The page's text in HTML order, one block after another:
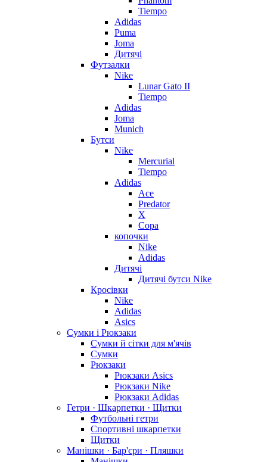
Tiempo
Adidas
Puma
Joma
Дитячі
Футзалки
Nike
Lunar Gato II
Tiempo
Adidas
Joma
Munich
Бутси
Nike
Mercurial
Tiempo
Adidas
Ace
Predator
X
Copa
копочки
Nike
Adidas
Дитячі
Дитячі бутси Nike
Кросівки
Nike
Adidas
Asics
Сумки і Рюкзаки
Сумки й сітки для м'ячів
Сумки
Рюкзаки
Рюкзаки Asics
Рюкзаки Nike
Рюкзаки Adidas
Гетри · Шкарпетки · Щитки
Футбольні гетри
Спортивні шкарпетки
Щитки
Манішки · Бар'єри · Пляшки